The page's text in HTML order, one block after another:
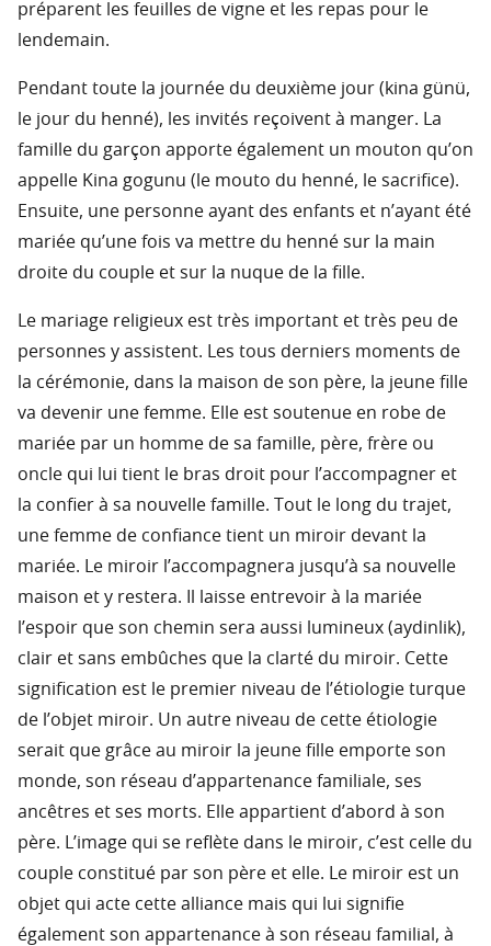
préparent les feuilles de vigne et les repas pour le
lendemain.
Pendant toute la journée du deuxième jour (kina günü,
le jour du henné), les invités reçoivent à manger. La
famille du garçon apporte également un mouton qu’on
appelle Kina gogunu (le mouto du henné, le sacrifice).
Ensuite, une personne ayant des enfants et n’ayant été
mariée qu’une fois va mettre du henné sur la main
droite du couple et sur la nuque de la fille.
Le mariage religieux est très important et très peu de
personnes y assistent. Les tous derniers moments de
la cérémonie, dans la maison de son père, la jeune fille
va devenir une femme. Elle est soutenue en robe de
mariée par un homme de sa famille, père, frère ou
oncle qui lui tient le bras droit pour l’accompagner et
la confier à sa nouvelle famille. Tout le long du trajet,
une femme de confiance tient un miroir devant la
mariée. Le miroir l’accompagnera jusqu’à sa nouvelle
maison et y restera. Il laisse entrevoir à la mariée
l’espoir que son chemin sera aussi lumineux (aydinlik),
clair et sans embûches que la clarté du miroir. Cette
signification est le premier niveau de l’étiologie turque
de l’objet miroir. Un autre niveau de cette étiologie
serait que grâce au miroir la jeune fille emporte son
monde, son réseau d’appartenance familiale, ses
ancêtres et ses morts. Elle appartient d’abord à son
père. L’image qui se reflète dans le miroir, c’est celle du
couple constitué par son père et elle. Le miroir est un
objet qui acte cette alliance mais qui lui signifie
également son appartenance à son réseau familial, à